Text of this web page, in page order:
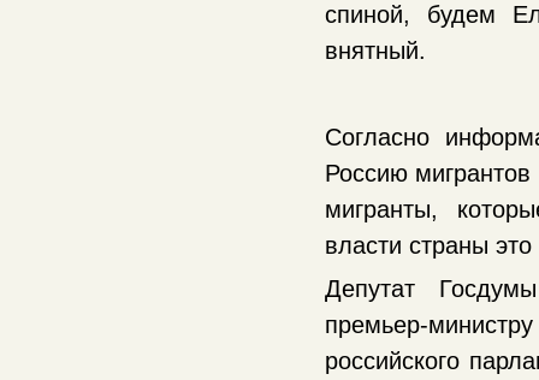
спиной, будем
внятный.
Согласно
Россию
мигранты,
власти страны
Депутат
премьер-
российского